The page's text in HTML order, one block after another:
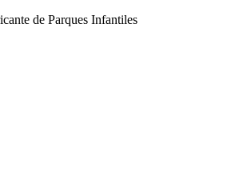
de Parques Infantiles